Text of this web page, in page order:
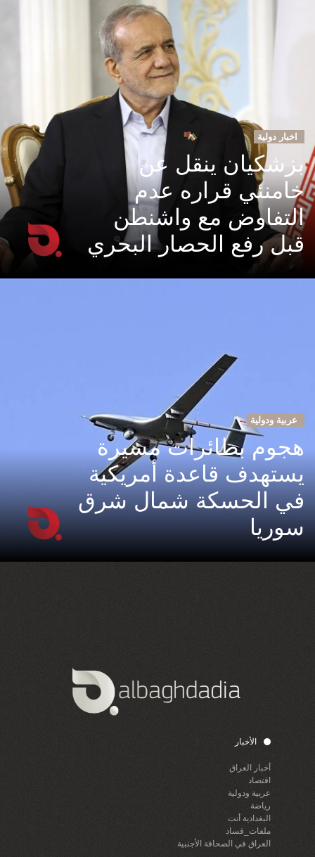
اخبار دولية
بزشكيان ينقل عن
خامنئي قراره عدم
التفاوض مع واشنطن
قبل رفع الحصار البحري
عربية ودولية
هجوم بطائرات مسيرة
يستهدف قاعدة أمريكية
في الحسكة شمال شرق
سوريا
الأخبار
أخبار العراق
اقتصاد
عربية ودولية
رياضة
البغدادية أنت
ملفات_فساد
العراق في الصحافة الأجنبية